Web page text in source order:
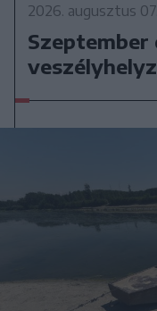
2026. augusztus
Szeptember